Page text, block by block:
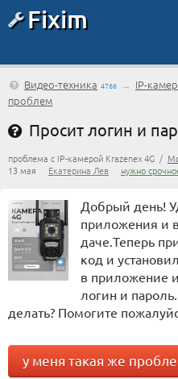
Fixim
Видео-техника 4766 → IP-
проблем
Просит логин и
проблема с IP-камерой Krazenex 4G /
13 мая Екатерина Лев нужно
Добрый день!
приложения и
даче.Теперь
код и
в приложение
логин и
делать? Помогите
у меня такая же